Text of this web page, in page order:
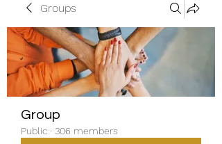
Groups
Group
Public · 306 members